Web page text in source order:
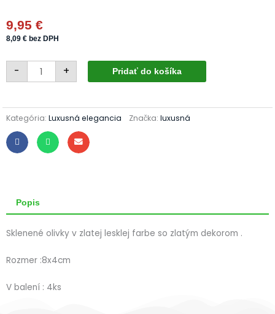
9,95 €
8,09 € bez DPH
- množstvo
Vianočné
olivy
lesklé
+ Pridať do košíka
Kategória: Luxusná elegancia Značka: luxusná
Popis
Sklenené olivky v zlatej lesklej farbe so zlatým dekorom .
Rozmer :8x4cm
V balení : 4ks